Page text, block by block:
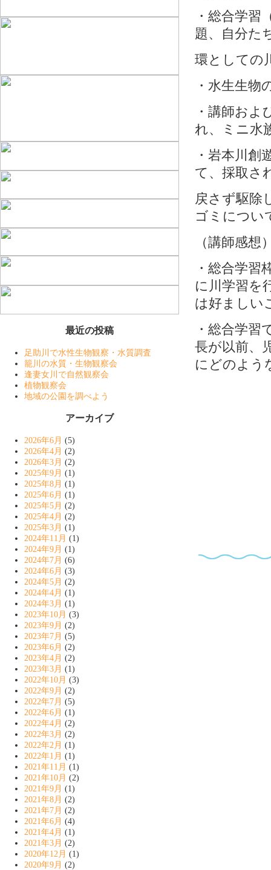
最近の投稿
足助川で水性生物観察・水質調査
籠川の水質・生物観察会
逢妻女川で自然観察会
植物観察会
地域の公園を調べよう
アーカイブ
2026年6月 (5)
2026年4月 (2)
2026年3月 (2)
2025年9月 (1)
2025年8月 (1)
2025年6月 (1)
2025年5月 (2)
2025年4月 (2)
2025年3月 (1)
2024年11月 (1)
2024年9月 (1)
2024年7月 (6)
2024年6月 (3)
2024年5月 (2)
2024年4月 (1)
2024年3月 (1)
2023年10月 (3)
2023年9月 (2)
2023年7月 (5)
2023年6月 (2)
2023年4月 (2)
2023年3月 (1)
2022年10月 (3)
2022年9月 (2)
2022年7月 (5)
2022年6月 (1)
2022年4月 (2)
2022年3月 (2)
2022年2月 (1)
2022年1月 (1)
2021年11月 (1)
2021年10月 (2)
2021年9月 (1)
2021年8月 (2)
2021年7月 (2)
2021年6月 (4)
2021年4月 (1)
2021年3月 (2)
2020年12月 (1)
2020年9月 (2)
・総合学習
題、自分た
環としての
・水生生
・講師お
れ、ミニ水
・岩本川創
て、採取さ
戻さず駆除
ゴミについ
（講師感想
・総合学習
に川学習を
は好ましい
・総合学
長が以前、
にどのよう